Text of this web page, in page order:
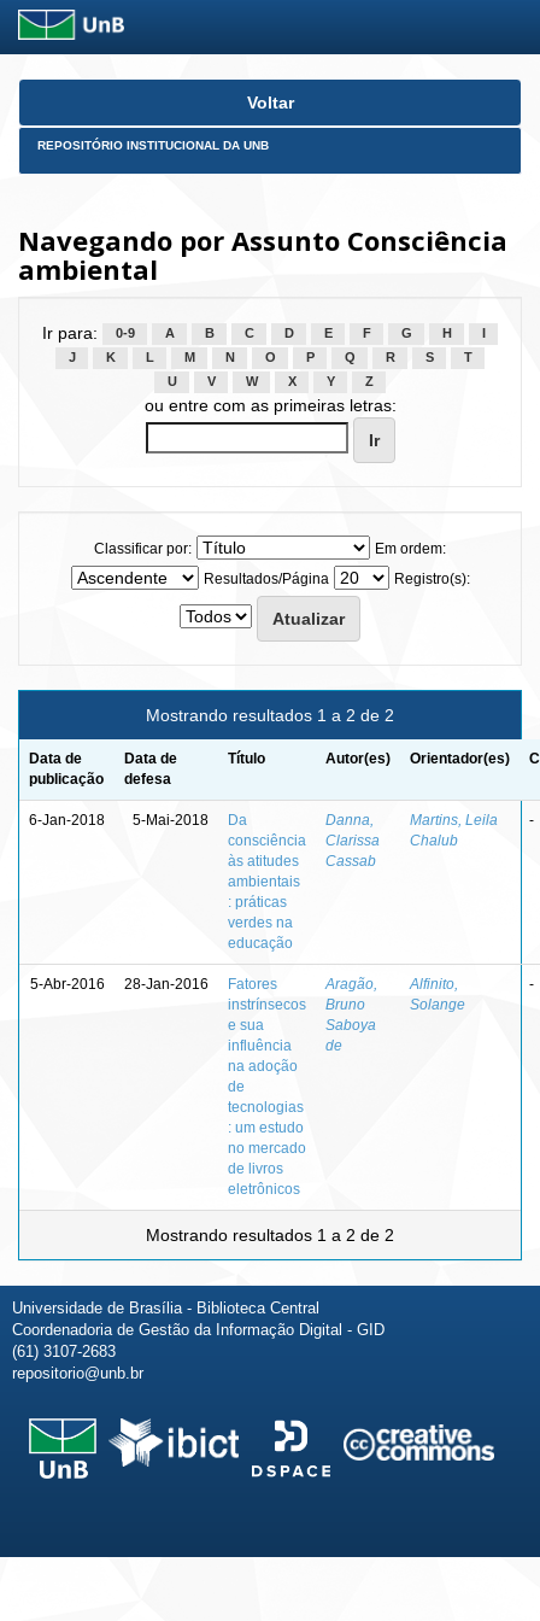
Skip
Voltar
REPOSITÓRIO INSTITUCIONAL DA UNB
Navegando por Assunto Consciência
ambiental
Ir para: 0-9 A B C D E F G H
J
K L M N O P Q R S
T
U
V W X Y Z
ou entre com as primeiras letras:
Classificar por:
Em ordem:
Resultados/Página
Registro(s):
Mostrando resultados 1 a 2 de 2
Data de
publicação
Data de
defesa
Título Autor(es) Orientador(es)
6-Jan-2018 5-Mai-2018
Da
consciência
às atitudes
ambientais
: práticas
verdes na
educação
Danna,
Clarissa
Cassab
Martins, Leila
Chalub
-
5-Abr-2016 28-Jan-2016
Fatores
instrínsecos
e sua
influência
na adoção
de
tecnologias
: um estudo
no mercado
de livros
eletrônicos
Aragão,
Bruno
Saboya
de
Alfinito,
Solange
-
Mostrando resultados 1 a 2 de 2
Universidade de Brasília - Biblioteca Central
Coordenadoria de Gestão da Informação Digital - GID
(61) 3107-2683
repositorio@unb.br